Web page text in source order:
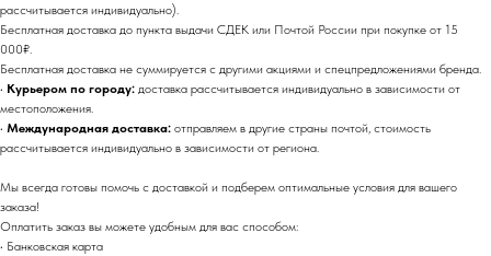
рассчитывается индивидуально).
Бесплатная доставка до пункта выдачи СДЕК или Почтой России при покупке от 15
000₽.
Бесплатная доставка не суммируется с другими акциями и спецпредложениями бренда.
• Курьером по городу: доставка рассчитывается индивидуально в зависимости от
местоположения.
• Международная доставка: отправляем в другие страны почтой, стоимость
рассчитывается индивидуально в зависимости от региона.
Мы всегда готовы помочь с доставкой и подберем оптимальные условия для вашего
заказа!
Оплатить заказ вы можете удобным для вас способом:
• Банковская карта